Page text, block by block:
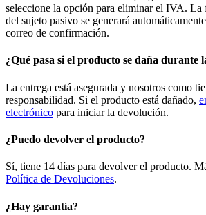
seleccione la opción para eliminar el IVA. La
del sujeto pasivo se generará
correo de confirmación.
¿Qué pasa si el producto se daña durante
La entrega está asegurada y nosotros como
responsabilidad. Si el producto está dañado,
electrónico para iniciar la devolución.
¿Puedo devolver el producto?
Sí, tiene 14 días para devolver el producto.
Política de Devoluciones.
¿Hay garantía?